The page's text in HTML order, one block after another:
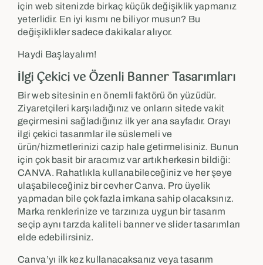
için web sitenizde birkaç küçük değişiklik yapmanız
yeterlidir. En iyi kısmı ne biliyor musun? Bu
değişiklikler sadece dakikalar alıyor.
Haydi Başlayalım!
İlgi Çekici ve Özenli Banner Tasarımları
Bir web sitesinin en önemli faktörü ön yüzüdür.
Ziyaretçileri karşıladığınız ve onların sitede vakit
geçirmesini sağladığınız ilk yer ana sayfadır. Orayı
ilgi çekici tasarımlar ile süslemeli ve
ürün/hizmetlerinizi cazip hale getirmelisiniz. Bunun
için çok basit bir aracımız var artık herkesin bildiği:
CANVA. Rahatlıkla kullanabileceğiniz ve her şeye
ulaşabileceğiniz bir cevher Canva. Pro üyelik
yapmadan bile çok fazla imkana sahip olacaksınız.
Marka renklerinize ve tarzınıza uygun bir tasarım
seçip aynı tarzda kaliteli banner ve slider tasarımları
elde edebilirsiniz.
Canva’yı ilk kez kullanacaksanız veya tasarım